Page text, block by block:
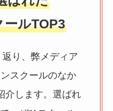
ルTOP3
り、弊メディア
スクールのなか
介します。選ばれ